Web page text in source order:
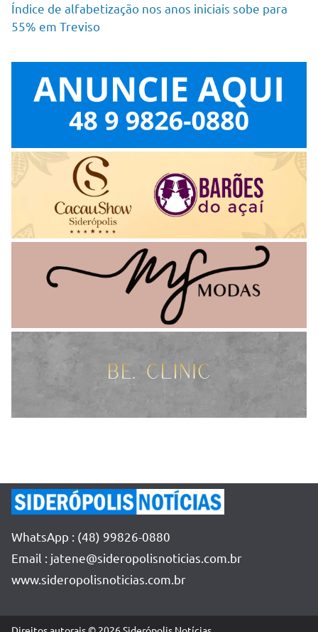
Índice de alfabetização nos anos iniciais sobe para
55% em Treviso
WhatsApp : (48) 99826-0880
Email : jatene@sideropolisnoticias.com.br
www.sideropolisnoticias.com.br